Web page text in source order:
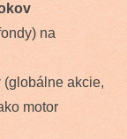
na
(globálne akcie,
motor